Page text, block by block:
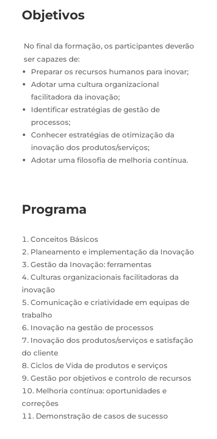
Objetivos
No final da formação, os participantes deverão
ser capazes de:
Preparar os recursos humanos para inovar;
Adotar uma cultura organizacional
facilitadora da inovação;
Identificar estratégias de gestão de
processos;
Conhecer estratégias de otimização da
inovação dos produtos/serviços;
Adotar uma filosofia de melhoria contínua.
Programa
Conceitos Básicos
Planeamento e implementação da Inovação
Gestão da Inovação: ferramentas
Culturas organizacionais facilitadoras da
inovação
Comunicação e criatividade em equipas de
trabalho
Inovação na gestão de processos
Inovação dos produtos/serviços e satisfação
do cliente
Ciclos de Vida de produtos e serviços
Gestão por objetivos e controlo de recursos
Melhoria contínua: oportunidades e
correções
Demonstração de casos de sucesso